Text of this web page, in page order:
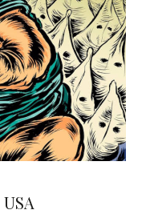
USA